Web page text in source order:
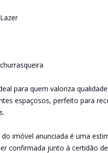
para quem valoriza
espaçosos, perfeito para
imóvel anunciada é uma
confirmada junto à certidão